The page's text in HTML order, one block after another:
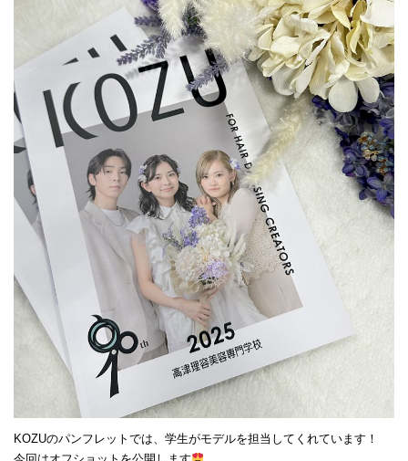
KOZUのパンフレットでは、学生がモデルを担当してくれています！